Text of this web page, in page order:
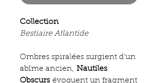
Collection
Bestiaire Atlantide
Ombres spiralées surgient d’un
abîme ancien, Nautiles
Obscursévoquent un fragment